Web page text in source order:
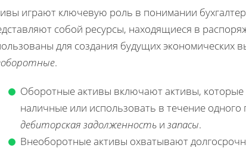
играют ключевую роль в понимании
собой ресурсы, находящиеся в
для создания будущих экономических
.
Оборотные активы включают активы,
наличные или использовать в течение одного
дебиторская задолженность и запасы.
Внеоборотные активы охватывают